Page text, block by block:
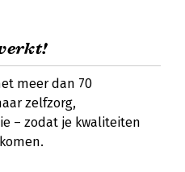
meer dan 70
zelfzorg,
– zodat je kwaliteiten